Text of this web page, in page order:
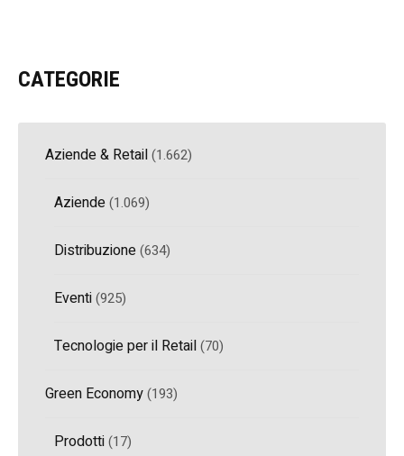
CATEGORIE
Aziende & Retail(1.662)
Aziende(1.069)
Distribuzione(634)
Eventi(925)
Tecnologie per il Retail(70)
Green Economy(193)
Prodotti(17)